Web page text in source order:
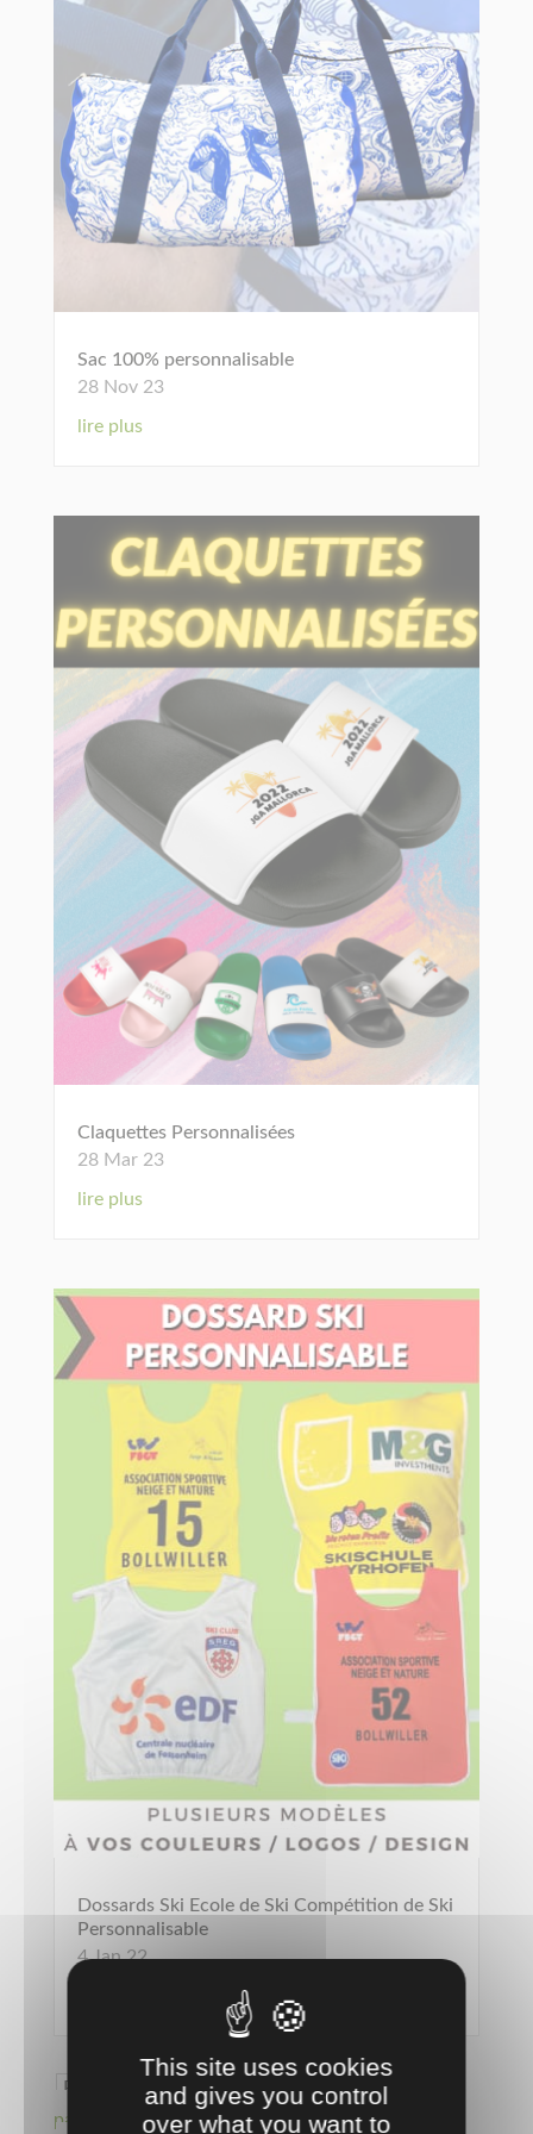
Sac 100% personnalisable
28 Nov 23
lire plus
Claquettes Personnalisées
28 Mar 23
lire plus
Dossards Ski Ecole de Ski Compétition de Ski
Personnalisable
4 Jan 22
Page 4 sur 17
« Première
page
«
…
This site uses cookies
and gives you control
over what you want to